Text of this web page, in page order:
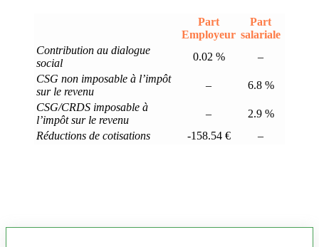
Part
Employeur
Part
salariale
Contribution au dialogue
social
0.02 %
–
CSG non imposable à l’impôt
sur le revenu
–
6.8 %
CSG/CRDS imposable à
l’impôt sur le revenu
–
2.9 %
Réductions de cotisations
-158.54 € –